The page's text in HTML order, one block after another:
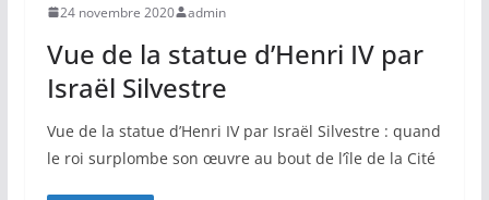
24 novembre 2020 admin
Vue de la statue d’Henri IV par
Israël Silvestre
Vue de la statue d’Henri IV par Israël Silvestre : quand
le roi surplombe son œuvre au bout de l’île de la Cité